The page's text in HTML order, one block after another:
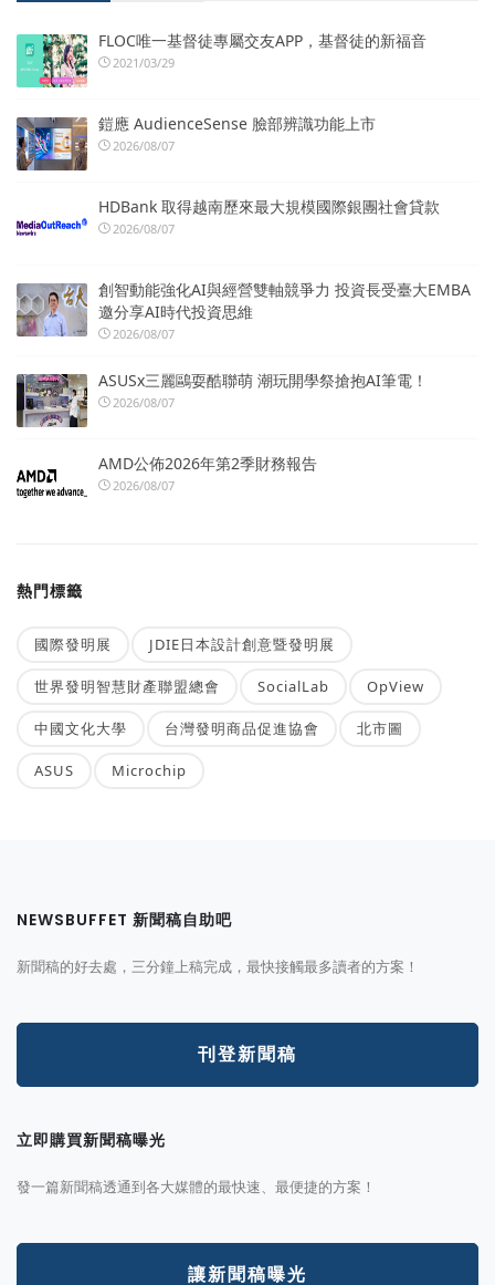
FLOC唯一基督徒專屬交友APP，基督徒的新福音
2021/03/29
鎧應 AudienceSense 臉部辨識功能上市
2026/08/07
HDBank 取得越南歷來最大規模國際銀團社會貸款
2026/08/07
創智動能強化AI與經營雙軸競爭力 投資長受臺大EMBA
邀分享AI時代投資思維
2026/08/07
ASUSx三麗鷗耍酷聯萌 潮玩開學祭搶抱AI筆電！
2026/08/07
AMD公佈2026年第2季財務報告
2026/08/07
熱門標籤
國際發明展 JDIE日本設計創意暨發明展
世界發明智慧財產聯盟總會 SocialLab OpView
中國文化大學 台灣發明商品促進協會 北市圖
ASUS Microchip
NEWSBUFFET 新聞稿自助吧
新聞稿的好去處，三分鐘上稿完成，最快接觸最多讀者的方案！
刊登新聞稿
立即購買新聞稿曝光
發一篇新聞稿透通到各大媒體的最快速、最便捷的方案！
讓新聞稿曝光